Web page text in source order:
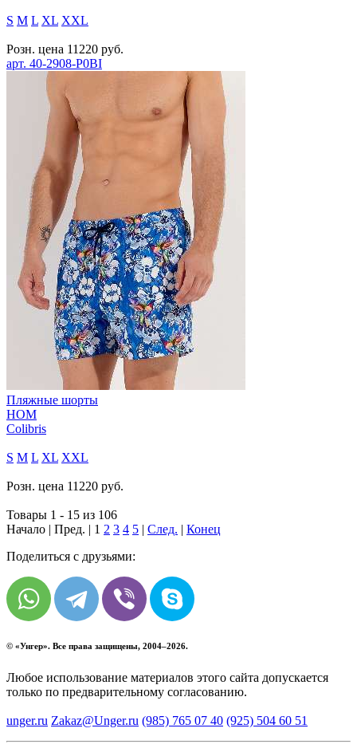
S M L XL XXL
Розн. цена 11220 руб.
арт. 40-2908-P0BI
Пляжные шорты
HOM
Colibris
S M L XL XXL
Розн. цена 11220 руб.
Товары 1 - 15 из 106
Начало | Пред. | 1 2 3 4 5 | След. | Конец
Поделиться с друзьями:
© «Унгер». Все права защищены, 2004–2026.
Любое использование материалов этого сайта допускается
только по предварительному согласованию.
unger.ru Zakaz@Unger.ru (985) 765 07 40 (925) 504 60 51